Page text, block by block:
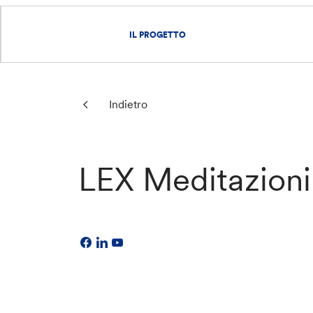
IL PROGETTO
Indietro
LEX